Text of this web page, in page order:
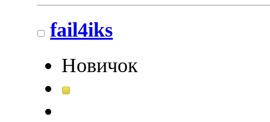
fail4iks
Новичок